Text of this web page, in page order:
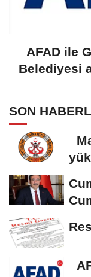
AFAD ile
Belediyesi
SON